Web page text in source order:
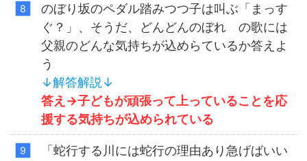
のぼり坂のペダル踏みつつ子は叫ぶ「まっす
ぐ？」、そうだ、どんどんのぼれ の歌には
父親のどんな気持ちが込めらているか答えよ
う
↓解答解説↓
答え→子どもが頑張って上っていることを応
援する気持ちが込められている
「蛇行する川には蛇行の理由あり急げばいい